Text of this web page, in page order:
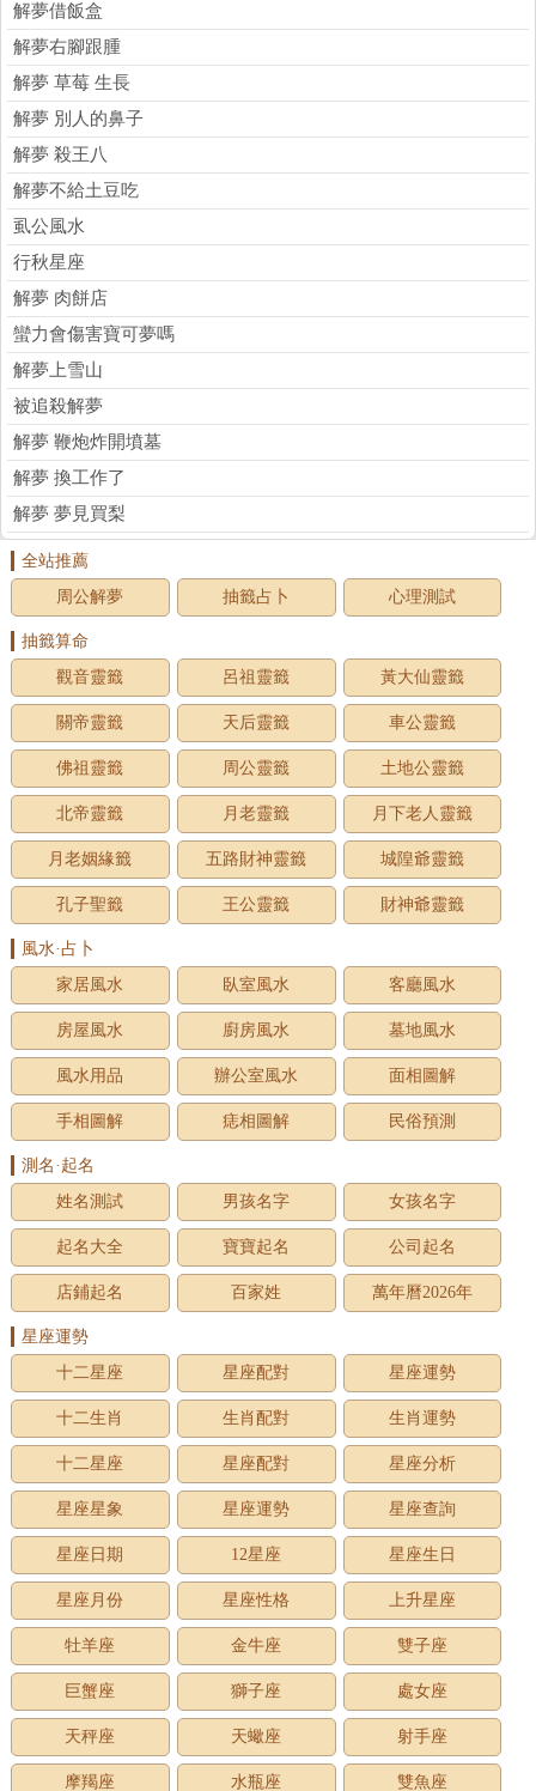
解夢借飯盒
解夢右腳跟腫
解夢 草莓 生長
解夢 別人的鼻子
解夢 殺王八
解夢不給土豆吃
虱公風水
行秋星座
解夢 肉餅店
蠻力會傷害寶可夢嗎
解夢上雪山
被追殺解夢
解夢 鞭炮炸開墳墓
解夢 換工作了
解夢 夢見買梨
全站推薦
周公解夢
抽籤占卜 心理測試
抽籤算命
觀音靈籤
呂祖靈籤 黃大仙靈籤
關帝靈籤 天后靈籤 車公靈籤
佛祖靈籤 周公靈籤 土地公靈籤
北帝靈籤 月老靈籤 月下老人靈籤
月老姻緣籤 五路財神靈籤 城隍爺靈籤
孔子聖籤 王公靈籤 財神爺靈籤
風水·占卜
家居風水
臥室風水 客廳風水
房屋風水 廚房風水 墓地風水
風水用品 辦公室風水 面相圖解
手相圖解 痣相圖解 民俗預測
測名·起名
姓名測試
男孩名字 女孩名字
起名大全 寶寶起名 公司起名
店鋪起名 百家姓 萬年曆2026年
星座運勢
十二星座
星座配對 星座運勢
十二生肖 生肖配對 生肖運勢
十二星座 星座配對 星座分析
星座星象 星座運勢 星座查詢
星座日期 12星座 星座生日
星座月份 星座性格 上升星座
牡羊座 金牛座 雙子座
巨蟹座 獅子座 處女座
天秤座 天蠍座 射手座
摩羯座 水瓶座 雙魚座